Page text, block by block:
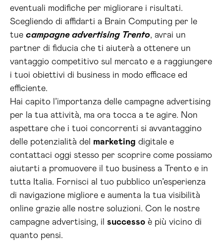
eventuali modifiche per migliorare i risultati.
Scegliendo di affidarti a Brain Computing per le
tue campagne advertising Trento, avrai un
partner di fiducia che ti aiuterà a ottenere un
vantaggio competitivo sul mercato e a raggiungere
i tuoi obiettivi di business in modo efficace ed
efficiente.
Hai capito l’importanza delle campagne advertising
per la tua attività, ma ora tocca a te agire. Non
aspettare che i tuoi concorrenti si avvantaggino
delle potenzialità del marketing digitale e
contattaci oggi stesso per scoprire come possiamo
aiutarti a promuovere il tuo business a Trento e in
tutta Italia. Fornisci al tuo pubblico un’esperienza
di navigazione migliore e aumenta la tua visibilità
online grazie alle nostre soluzioni. Con le nostre
campagne advertising, il successo è più vicino di
quanto pensi.